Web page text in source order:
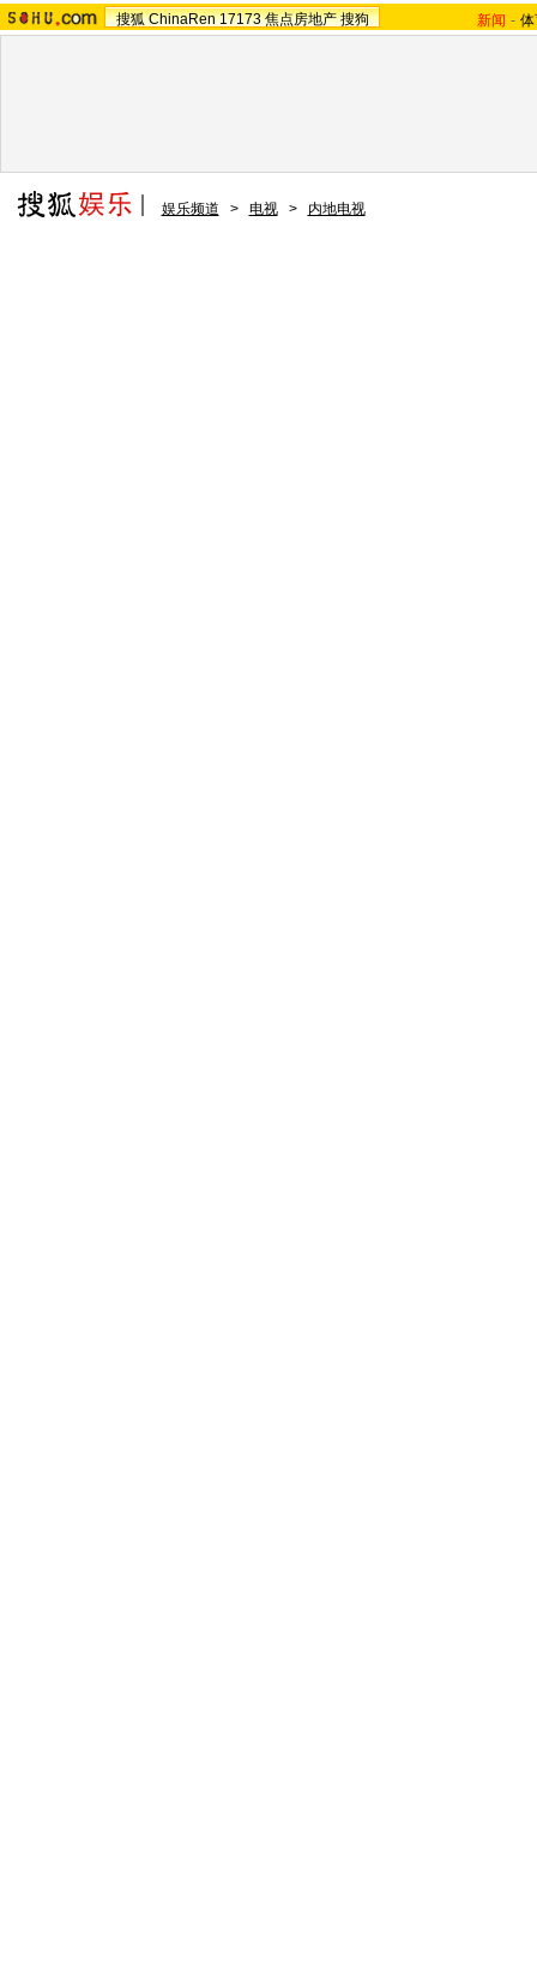
搜狐 ChinaRen 17173 焦点房地产 搜狗 新闻 -
娱乐频道 > 电视 > 内地电视